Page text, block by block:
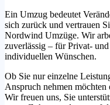
Ein Umzug bedeutet
sich zurück und vertrauen
Nordwind Umzüge. Wir
zuverlässig – für Privat-
individuellen Wünschen.
Ob Sie nur einzelne
Anspruch nehmen
Wir freuen uns, Sie